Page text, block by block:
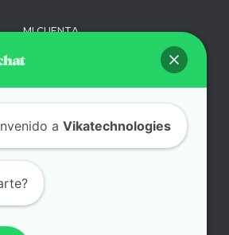
MI CUENTA
PRIVACIDAD
SOPORTE
TÉRMINOS Y
aVikatechnologies